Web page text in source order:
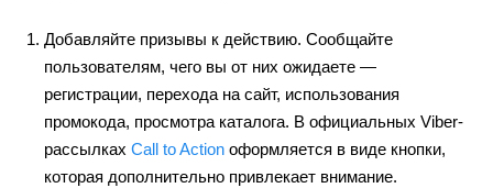
Добавляйте призывы к действию. Сообщайте
пользователям, чего вы от них ожидаете —
регистрации, перехода на сайт, использования
промокода, просмотра каталога. В официальных Viber-
рассылках Call to Action оформляется в виде кнопки,
которая дополнительно привлекает внимание.